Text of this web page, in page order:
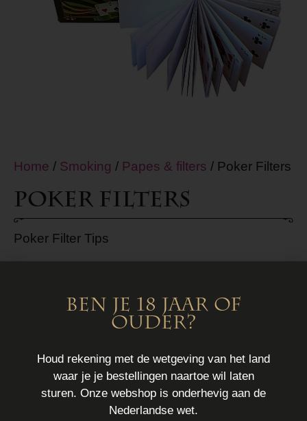
Home / Smoking / Papes & filters / Poker Filters
Poker Filters
Poker Filter Tips
Add to cart
Productinformatie
1 book of filters with a deck of cards printed on
Ben je 18 jaar of
ouder?
Houd rekening met de wetgeving van het land
waar je je bestellingen naartoe wil laten
sturen. Onze webshop is onderhevig aan de
Nederlandse wet.